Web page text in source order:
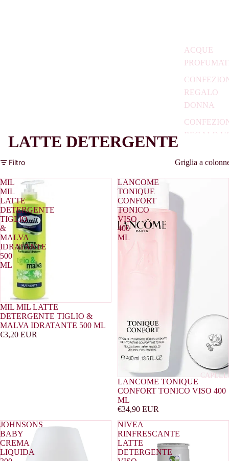
ACQUE
REGALO
DONNA
REGALO
PROFUMI
BAMBINO
PROFUMI
LATTE DETERGENTE
Filtro Griglia a
MIL
MIL
LATTE
DETERGENTE
TIGLIO
&
MALVA
IDRATANTE
500
ML
MIL MIL LATTE
DETERGENTE TIGLIO &
MALVA IDRATANTE 500 ML
€3,20 EUR
LANCOME
TONIQUE
CONFORT
TONICO
VISO
400
ML
LANCOME TONIQUE
CONFORT TONICO VISO 400
ML
€34,90 EUR
JOHNSONS
BABY
CREMA
LIQUIDA
NIVEA
RINFRESCANTE
LATTE
DETERGENTE